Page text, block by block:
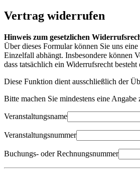
Vertrag widerrufen
Hinweis zum gesetzlichen
Über dieses Formular können Sie uns
Einzelfall abhängt. Insbesondere können
dass tatsächlich ein Widerrufsrecht
Diese Funktion dient ausschließlich der
Bitte machen Sie mindestens eine
Veranstaltungsname
Veranstaltungsnummer
Buchungs- oder Rechnungsnummer